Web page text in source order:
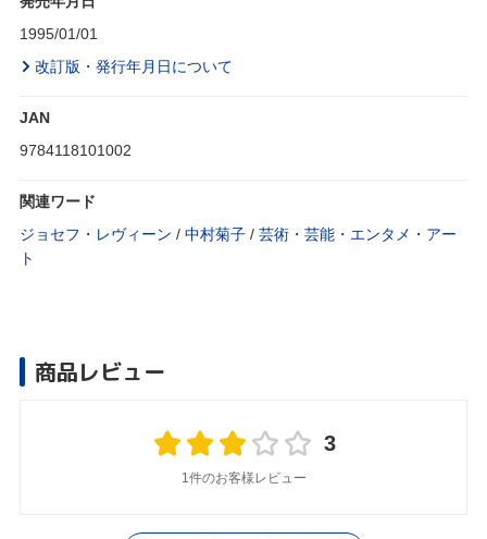
1995/01/01
改訂版・発行年月日について
JAN
9784118101002
関連ワード
ジョセフ・レヴィーン / 中村菊子 / 芸術・芸能・エンタメ・アー
ト
商品レビュー
3
1件のお客様レビュー